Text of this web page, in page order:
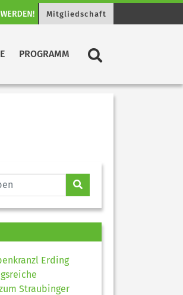
Mitgliedschaft
PROGRAMM
Erding
Straubinger